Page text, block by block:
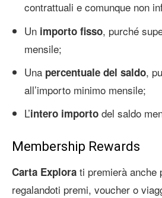
contrattuali e comunque non
Un importo fisso, purché
mensile;
Una percentuale del saldo,
all’importo minimo mensile;
L’intero importo del saldo
Membership Rewards
Carta Explora ti premierà anche
regalandoti premi, voucher o